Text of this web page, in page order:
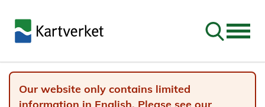
Go to
Our website only contains limited